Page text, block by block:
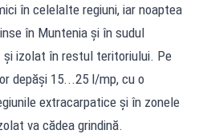
în celelalte regiuni, iar noaptea
în Muntenia și în sudul
și izolat în restul teritoriului. Pe
depăși 15...25 l/mp, cu o
extracarpatice și în zonele
va cădea grindină.